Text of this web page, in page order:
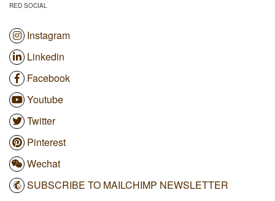
RED SOCIAL
Instagram
Linkedin
Facebook
Youtube
Twitter
Pinterest
Wechat
SUBSCRIBE TO MAILCHIMP NEWSLETTER